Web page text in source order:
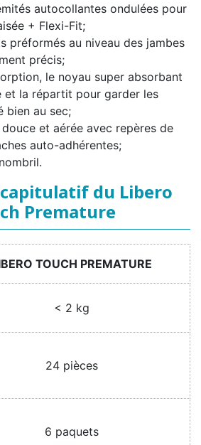
autocollantes ondulées pour
+ Flexi-Fit;
préformés au niveau des jambes
précis;
le noyau super absorbant
et la répartit pour garder les
bien au sec;
et aérée avec repères de
auto-adhérentes;
du Libero
Premature
TOUCH PREMATURE
< 2 kg
24 pièces
6 paquets